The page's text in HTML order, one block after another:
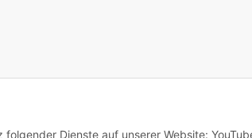
Dienste auf unserer Website: